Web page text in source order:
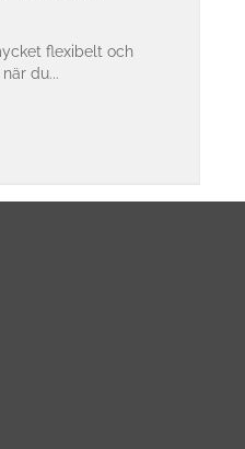
flexibelt och
du...